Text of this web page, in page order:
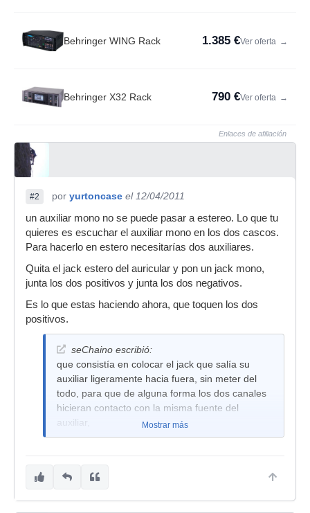
Behringer WING Rack 1.385 €Ver oferta →
Behringer X32 Rack 790 €Ver oferta →
Enlaces de afiliación
#2 por yurtoncase el 12/04/2011
un auxiliar mono no se puede pasar a estereo. Lo que tu
quieres es escuchar el auxiliar mono en los dos cascos.
Para hacerlo en estero necesitarías dos auxiliares.
Quita el jack estero del auricular y pon un jack mono,
junta los dos positivos y junta los dos negativos.
Es lo que estas haciendo ahora, que toquen los dos
positivos.
seChaino escribió:
que consistía en colocar el jack que salía su
auxiliar ligeramente hacia fuera, sin meter del
todo, para que de alguna forma los dos canales
hicieran contacto con la misma fuente del
auxiliar,
Mostrar más